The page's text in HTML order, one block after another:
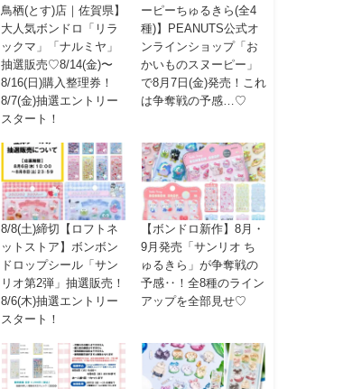
鳥栖(とす)店｜佐賀県】
大人気ボンドロ「リラ
ックマ」「ナルミヤ」
抽選販売♡8/14(金)〜
8/16(日)購入整理券！
8/7(金)抽選エントリー
スタート！
ーピーちゅるきら(全4
種)】PEANUTS公式オ
ンラインショップ「お
かいものスヌーピー」
で8月7日(金)発売！これ
は争奪戦の予感…♡
8/8(土)締切【ロフトネ
ットストア】ボンボン
ドロップシール「サン
リオ第2弾」抽選販売！
8/6(木)抽選エントリー
スタート！
【ボンドロ新作】8月・
9月発売「サンリオ ち
ゅるきら」が争奪戦の
予感‥！全8種のライン
アップを全部見せ♡